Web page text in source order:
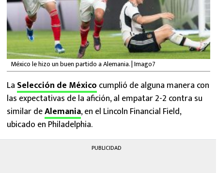
LIGA MX
NFL
México le hizo un buen partido a Alemania. | Imago7
La Selección de México cumplió de alguna manera con
las expectativas de la afición, al empatar 2-2 contra su
similar deAlemania, en el Lincoln Financial Field,
ubicado en Philadelphia.
PUBLICIDAD